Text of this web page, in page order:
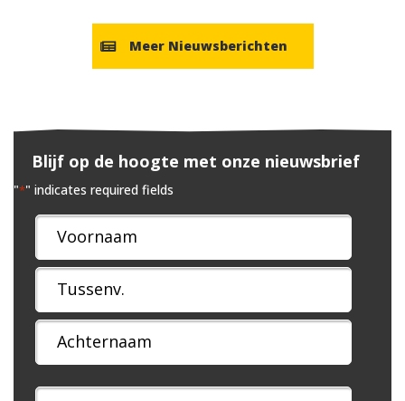
Meer Nieuwsberichten
Blijf op de hoogte met onze nieuwsbrief
"*" indicates required fields
Naam
*